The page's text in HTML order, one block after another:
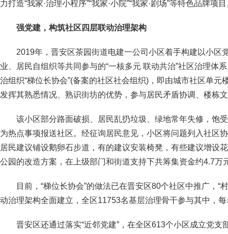
力打造“我家·治理小程序”“我家·小院”“我家·剧场”等特色品牌项
强党建，构筑社区四层联动治理架构
2019年，晋安区茶园街道电建一公司小区着手构建以小区
业、居民自组织等共同参与的“一核多元 联动共治”社区治理体
治组织“梯位长协会”(备案的社区社会组织)，即由城市社区单元
发挥其熟悉情况、熟识街坊的优势，参与居民矛盾协调、楼栋
该小区部分路面破损、居民乱扔垃圾、绿地常年失修，饱
为热点事项报送社区。经征询居民意见，小区将问题列入社区
居民建议铺设鹅卵石步道，有的建议安装椅凳，有些建议增
公园的改造方案，在上级部门和街道支持下共筹集资金约4.7万
目前，“梯位长协会”的做法已在晋安区80个社区中推广，“
动治理架构全面建立，全区11753名基层治理骨干参与其中，
晋安区还通过落实“近邻党建”，在全区613个小区成立党